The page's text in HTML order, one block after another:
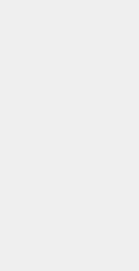
اقتحام سبتة
الاستراتيجية
الكفاءة ويمنح الشباب
الواقع؟
هو الأساس الوحيد لحل